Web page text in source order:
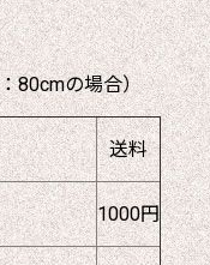
の場合）
送料
1000円